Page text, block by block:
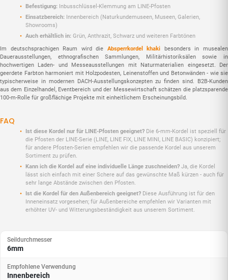
Befestigung: Inbusschlüssel-Klemmung am LINE-Pfosten
Einsatzbereich: Innenbereich (Naturkundemuseen, Museen, Galerien,
Showrooms)
Auch erhältlich in: Grün, Anthrazit, Schwarz und weiteren Farbtönen
Im deutschsprachigen Raum wird die Absperrkordel khaki besonders in musealen
Dauerausstellungen, ethnografischen Sammlungen, Militärhistoriksälen sowie in
hochwertigen Laden- und Messeausstellungen mit Naturmaterialien eingesetzt. Der
geerdete Farbton harmoniert mit Holzpodesten, Leinenstoffen und Betonwänden - wie sie
typischerweise in modernen DACH-Ausstellungskonzepten zu finden sind. B2B-Kunden
aus dem Einzelhandel, Eventbereich und der Messewirtschaft schätzen die platzsparende
100-m-Rolle für großflächige Projekte mit einheitlichem Erscheinungsbild.
FAQ
Ist diese Kordel nur für LINE-Pfosten geeignet? Die 6-mm-Kordel ist speziell für
die Pfosten der LINE-Serie (LINE, LINE FIX, LINE MINI, LINE BASIC) konzipiert;
für andere Pfosten-Serien empfehlen wir die passende Kordel aus unserem
Sortiment zu prüfen.
Kann ich die Kordel auf eine individuelle Länge zuschneiden? Ja, die Kordel
lässt sich einfach mit einer Schere auf das gewünschte Maß kürzen - auch für
sehr lange Abstände zwischen den Pfosten.
Ist die Kordel für den Außenbereich geeignet? Diese Ausführung ist für den
Inneneinsatz vorgesehen; für Außenbereiche empfehlen wir Varianten mit
erhöhter UV- und Witterungsbeständigkeit aus unserem Sortiment.
Seildurchmesser
6mm
Empfohlene Verwendung
Innenbereich